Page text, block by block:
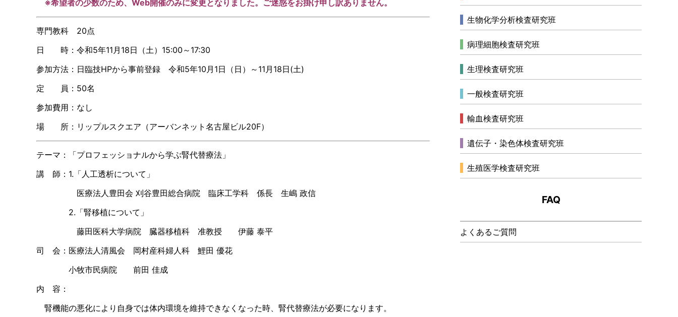
※希望者の少数のため、Web開催のみに変更となりました。ご迷惑をお掛け申し訳ありません。
専門教科 20点
日 時：令和5年11 月 18日（土） 15:00 ～ 17:30
参加方法：日臨技HPから事前登録 令和5年10 月 1日（日）～ 11 月 18日(土)
定 員： 50名
参加費用：なし
場 所：リップルスクエア（アーバンネット名古屋ビル20F）
テーマ：「プロフェッショナルから学ぶ腎代替療法」
講 師： 1. 「人工透析について」
医療法人豊田会 刈谷豊田総合病院 臨床工学科 係長 生嶋 政信
2.「腎移植について」
藤田医科大学病院 臓器移植科 准教授 伊藤 泰平
司 会：医療法人清風会 岡村産科婦人科 鯉田 優花
小牧市民病院 前田 佳成
内 容：
腎機能の悪化により自身では体内環境を維持できなくなった時、腎代替療法が必要になります。
生物化学分析検査研究班
病理細胞検査研究班
生理検査研究班
一般検査研究班
輸血検査研究班
遺伝子・染色体検査研究班
生殖医学検査研究班
FAQ
よくあるご質問